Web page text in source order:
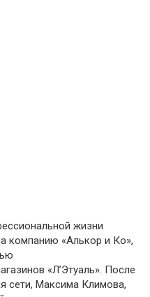
жизни
компанию «Алькор и Ко»,
«Л’Этуаль». После
сети, Максима Климова,